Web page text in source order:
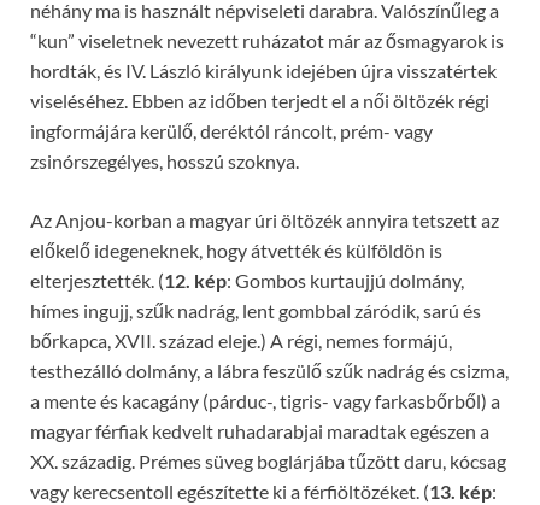
néhány ma is használt népviseleti darabra. Valószínűleg a
“kun” viseletnek nevezett ruházatot már az ősmagyarok is
hordták, és IV. László királyunk idejében újra visszatértek
viseléséhez. Ebben az időben terjedt el a női öltözék régi
ingformájára kerülő, deréktól ráncolt, prém- vagy
zsinórszegélyes, hosszú szoknya.
Az Anjou-korban a magyar úri öltözék annyira tetszett az
előkelő idegeneknek, hogy átvették és külföldön is
elterjesztették. (12. kép: Gombos kurtaujjú dolmány,
hímes ingujj, szűk nadrág, lent gombbal záródik, sarú és
bőrkapca, XVII. század eleje.) A régi, nemes formájú,
testhezálló dolmány, a lábra feszülő szűk nadrág és csizma,
a mente és kacagány (párduc-, tigris- vagy farkasbőrből) a
magyar férfiak kedvelt ruhadarabjai maradtak egészen a
XX. századig. Prémes süveg boglárjába tűzött daru, kócsag
vagy kerecsentoll egészítette ki a férfiöltözéket. (13. kép: